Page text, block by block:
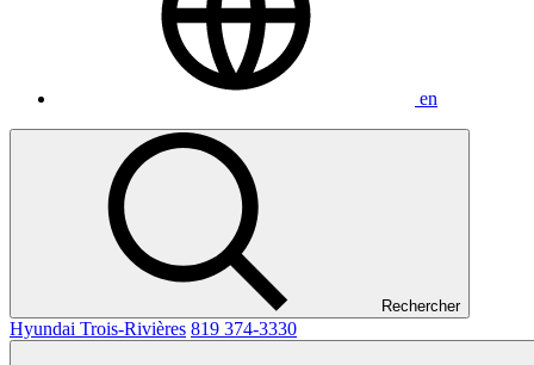
en
Rechercher
Hyundai Trois-Rivières 819 374-3330